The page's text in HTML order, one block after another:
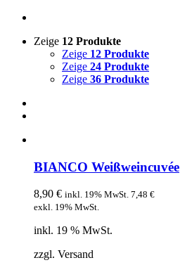
Zeige 12 Produkte
Zeige 12 Produkte
Zeige 24 Produkte
Zeige 36 Produkte
BIANCO Weißweincuvée
8,90 € inkl. 19% MwSt. 7,48 €
exkl. 19% MwSt.
inkl. 19 % MwSt.
zzgl. Versand